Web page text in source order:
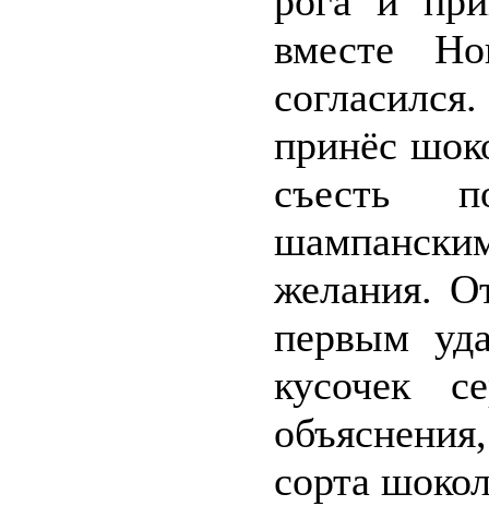
вместе
принёс
съесть
желания.
первым
кусочек
сорта